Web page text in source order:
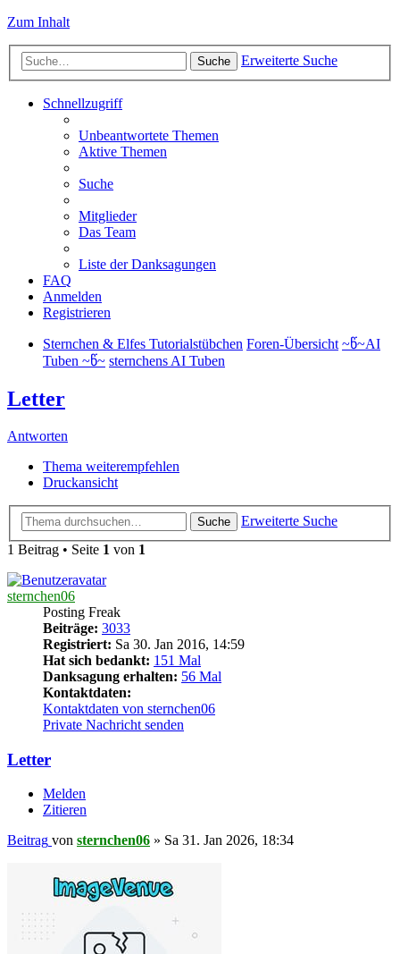
Zum Inhalt
Suche Erweiterte Suche
Schnellzugriff
Unbeantwortete Themen
Aktive Themen
Suche
Mitglieder
Das Team
Liste der Danksagungen
FAQ
Anmelden
Registrieren
Sternchen & Elfes Tutorialstübchen Foren-Übersicht ~წ~AI
Tuben ~წ~ sternchens AI Tuben
Letter
Antworten
Thema weiterempfehlen
Druckansicht
Suche
Erweiterte Suche
1 Beitrag • Seite 1 von 1
sternchen06
Posting Freak
Beiträge: 3033
Registriert: Sa 30. Jan 2016, 14:59
Hat sich bedankt: 151 Mal
Danksagung erhalten: 56 Mal
Kontaktdaten:
Kontaktdaten von sternchen06
Private Nachricht senden
Letter
Melden
Zitieren
Beitrag von sternchen06 » Sa 31. Jan 2026, 18:34